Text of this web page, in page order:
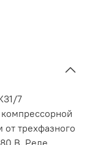
7
трехфазного